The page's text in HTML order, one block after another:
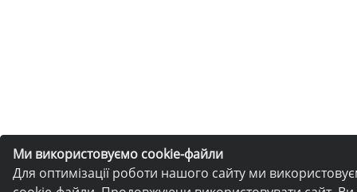
Ми використовуємо cookie-файли
Для оптимізації роботи нашого сайту ми